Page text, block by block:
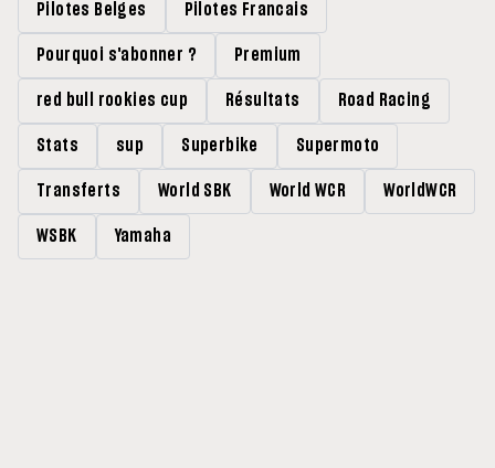
Pilotes Belges Pilotes Francais
Pourquoi s'abonner ? Premium
red bull rookies cup Résultats Road Racing
Stats sup Superbike Supermoto
Transferts World SBK World WCR WorldWCR
WSBK Yamaha